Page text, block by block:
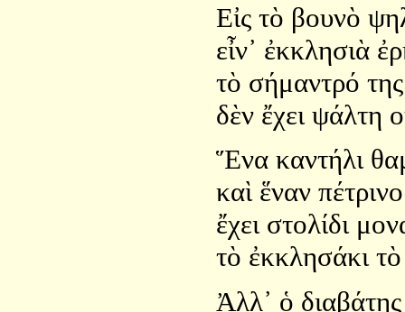
Εἰς τὸ βουνὸ
εἶν᾿ ἐκκλησιὰ
τὸ σήμαντρό
δὲν ἔχει ψάλτη
Ἕνα καντήλι
καὶ ἕναν
ἔχει στολίδι
τὸ ἐκκλησάκι
Ἀλλ᾿ ὁ